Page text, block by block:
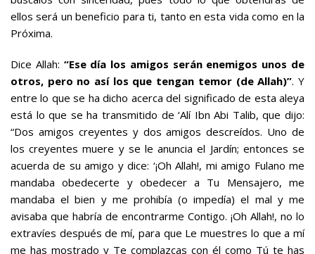
ellos será un beneficio para ti, tanto en esta vida como en la
Próxima.
Dice Allah: “Ese día los amigos serán enemigos unos de
otros, pero no así los que tengan temor (de Allah)”. Y
entre lo que se ha dicho acerca del significado de esta aleya
está lo que se ha transmitido de ‘Alí Ibn Abi Talib, que dijo:
“Dos amigos creyentes y dos amigos descreídos. Uno de
los creyentes muere y se le anuncia el Jardín; entonces se
acuerda de su amigo y dice: ‘¡Oh Allah!, mi amigo Fulano me
mandaba obedecerte y obedecer a Tu Mensajero, me
mandaba el bien y me prohibía (o impedía) el mal y me
avisaba que habría de encontrarme Contigo. ¡Oh Allah!, no lo
extravíes después de mí, para que Le muestres lo que a mí
me has mostrado y Te complazcas con él como Tú te has